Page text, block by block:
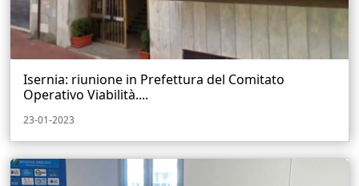
Isernia: riunione in Prefettura del Comitato
Operativo Viabilità....
23-01-2023